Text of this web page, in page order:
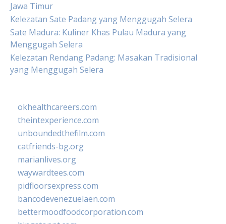
Jawa Timur
Kelezatan Sate Padang yang Menggugah Selera
Sate Madura: Kuliner Khas Pulau Madura yang
Menggugah Selera
Kelezatan Rendang Padang: Masakan Tradisional
yang Menggugah Selera
okhealthcareers.com
theintexperience.com
unboundedthefilm.com
catfriends-bg.org
marianlives.org
waywardtees.com
pidfloorsexpress.com
bancodevenezuelaen.com
bettermoodfoodcorporation.com